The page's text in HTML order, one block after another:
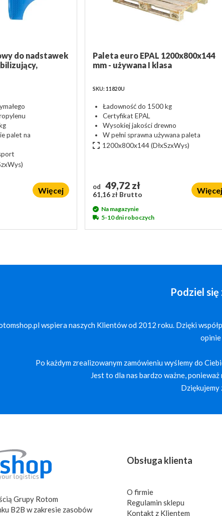
do nadstawek
palet na
Więcej
Paleta euro EPAL 1200x800x144
mm - używana I klasa
SKU: 11820U
Ładowność do 1500 kg
Certyfikat EPAL
Wysokiej jakości drewno
W pełni sprawna używana paleta
1200x800x144(DłxSzxWys)
od 49,72 zł
61,16 zł Brutto Więcej
Na magazynie
5-10 dni roboczych
Podziel
wspiera naszych Klientów od 2012 roku. Dzięki
opinie
Po każdym zrealizowanym zamówieniu wyślemy do
Jest to dla nas bardzo ważne,
Dziękujemy
Grupy Rotom
B2B w zakresie zasobów
Obsługa klienta
O firmie
Regulamin sklepu
Kontakt z Klientem